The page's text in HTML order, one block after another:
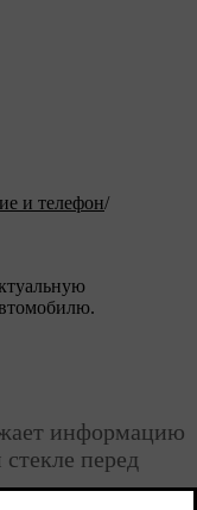
и телефон/
информацию
перед